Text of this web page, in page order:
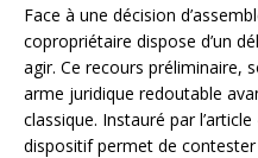
Face à une décision
copropriétaire dispose d’un
agir. Ce recours préliminaire,
arme juridique redoutable
classique. Instauré par
dispositif permet de